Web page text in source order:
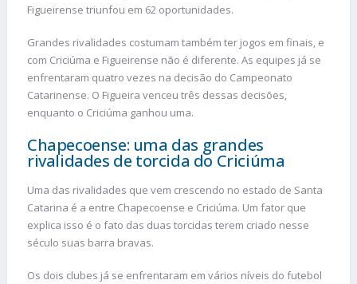
Figueirense triunfou em 62 oportunidades.
Grandes rivalidades costumam também ter jogos em finais, e
com Criciúma e Figueirense não é diferente. As equipes já se
enfrentaram quatro vezes na decisão do Campeonato
Catarinense. O Figueira venceu três dessas decisões,
enquanto o Criciúma ganhou uma.
Chapecoense: uma das grandes
rivalidades de torcida do Criciúma
Uma das rivalidades que vem crescendo no estado de Santa
Catarina é a entre Chapecoense e Criciúma. Um fator que
explica isso é o fato das duas torcidas terem criado nesse
século suas barra bravas.
Os dois clubes já se enfrentaram em vários níveis do futebol